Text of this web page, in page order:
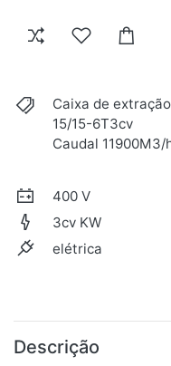
Caixa de
15/15-6T3cv
Caudal 11900M3/
400 V
3cv KW
elétrica
Descrição